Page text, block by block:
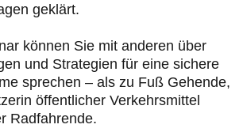
geklärt.
können Sie mit anderen über
und Strategien für eine sichere
sprechen – als zu Fuß Gehende,
öffentlicher Verkehrsmittel
Radfahrende.